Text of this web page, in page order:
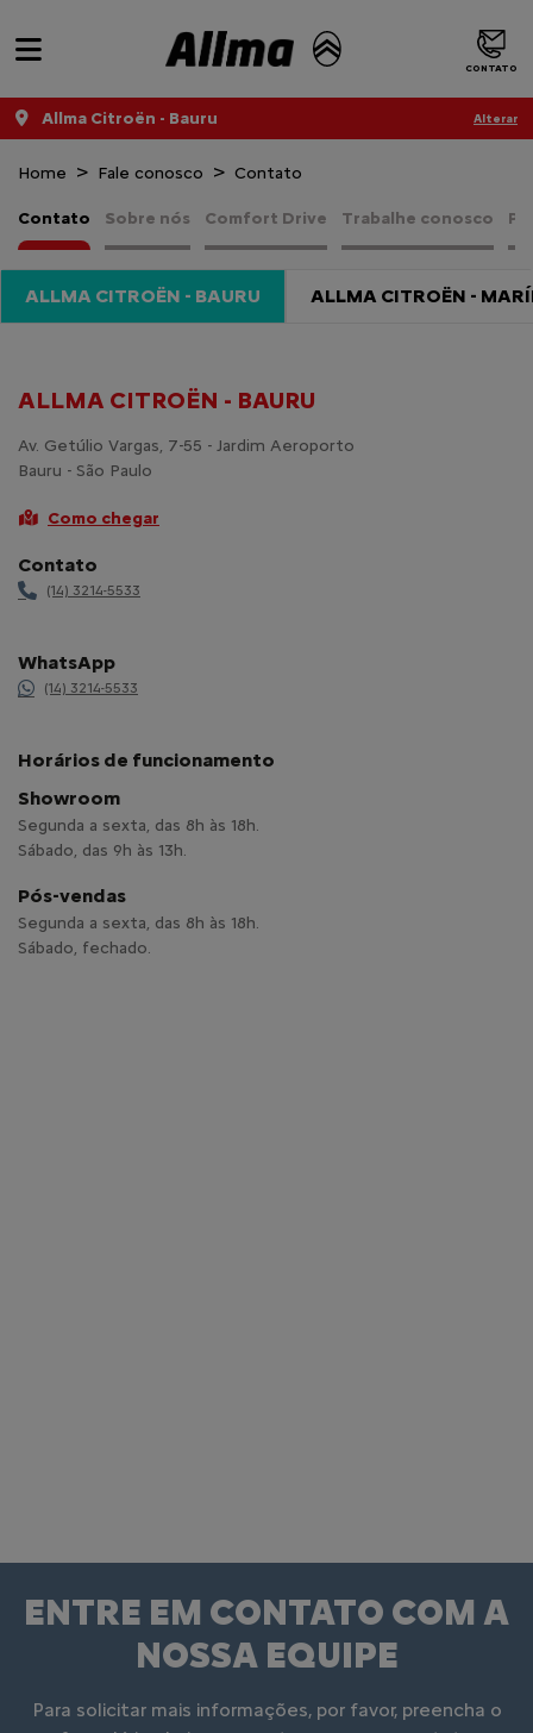
CONTATO
Allma Citroën - Bauru Alterar
Home Fale conosco Contato
Sobre nós
Contato Comfort Drive Trabalhe conosco
ALLMA CITROËN - BAURU ALLMA CITROËN -
ALLMA CITROËN - BAURU
Av. Getúlio Vargas, 7-55 - Jardim Aeroporto
Bauru - São Paulo
Como chegar
Contato
(14) 3214-5533
WhatsApp
(14) 3214-5533
Horários de funcionamento
Showroom
Segunda a sexta, das 8h às 18h.
Sábado, das 9h às 13h.
Pós-vendas
Segunda a sexta, das 8h às 18h.
Sábado, fechado.
ENTRE EM CONTATO COM A
NOSSA EQUIPE
Para solicitar mais informações, por favor, preencha o